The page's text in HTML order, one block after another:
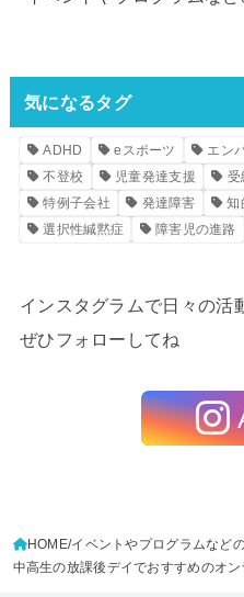
気になるタグ
ADHD eスポーツ エン
不登校
児童発達支援 受
特例子会社
発達障害 知
選択性緘黙症
障害児の進路
インスタグラムで日々の活
ぜひフォローしてね
HOME イベントやプログラムなど
中高生の放課後デイでおすすめのオ